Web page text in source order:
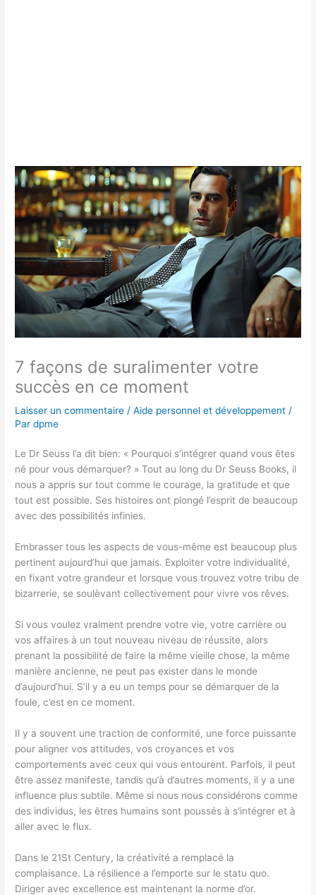
7 façons de suralimenter votre
succès en ce moment
Laisser un commentaire /Aide personnel et développement /
Pardpme
Le Dr Seuss l’a dit bien: « Pourquoi s’intégrer quand vous êtes
né pour vous démarquer? » Tout au long du Dr Seuss Books, il
nous a appris sur tout comme le courage, la gratitude et que
tout est possible. Ses histoires ont plongé l’esprit de beaucoup
avec des possibilités infinies.
Embrasser tous les aspects de vous-même est beaucoup plus
pertinent aujourd’hui que jamais. Exploiter votre individualité,
en fixant votre grandeur et lorsque vous trouvez votre tribu de
bizarrerie, se soulèvant collectivement pour vivre vos rêves.
Si vous voulez vraiment prendre votre vie, votre carrière ou
vos affaires à un tout nouveau niveau de réussite, alors
prenant la possibilité de faire la même vieille chose, la même
manière ancienne, ne peut pas exister dans le monde
d’aujourd’hui. S’il y a eu un temps pour se démarquer de la
foule, c’est en ce moment.
Il y a souvent une traction de conformité, une force puissante
pour aligner vos attitudes, vos croyances et vos
comportements avec ceux qui vous entourent. Parfois, il peut
être assez manifeste, tandis qu’à d’autres moments, il y a une
influence plus subtile. Même si nous nous considérons comme
des individus, les êtres humains sont poussés à s’intégrer et à
aller avec le flux.
Dans le 21St Century, la créativité a remplacé la
complaisance. La résilience a l’emporte sur le statu quo.
Diriger avec excellence est maintenant la norme d’or.